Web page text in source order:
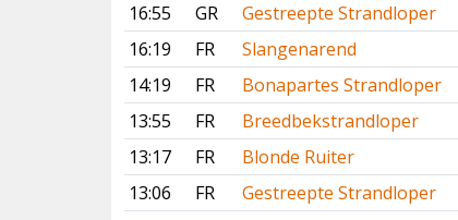
16:55
GR
Gestreepte Strandloper
16:19
FR
Slangenarend
14:19
FR
Bonapartes Strandloper
13:55
FR
Breedbekstrandloper
13:17
FR
Blonde Ruiter
13:06
FR
Gestreepte Strandloper